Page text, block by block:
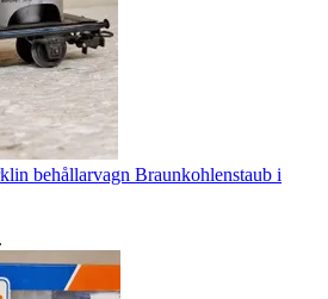
behållarvagn Braunkohlenstaub i
.